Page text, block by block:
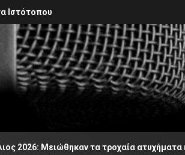
Ιστότοπου
Μειώθηκαν τα τροχαία ατυχήματα και